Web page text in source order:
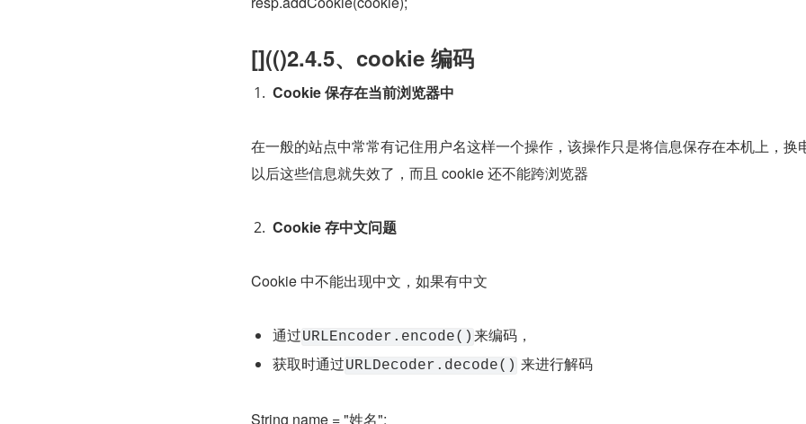
[](()2.4.5、cookie 编码
Cookie 保存在当前浏览器中
在一般的站点中常常有记住用户名这样一个操作，该操作只是将信息保存在本机上，换
以后这些信息就失效了，而且 cookie 还不能跨浏览器
Cookie 存中文问题
Cookie 中不能出现中文，如果有中文
通过URLEncoder.encode() 来编码，
获取时通过URLDecoder.decode() 来进行解码
String name = "姓名";